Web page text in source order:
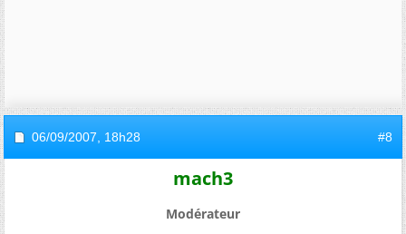
06/09/2007, 18h28 #8
mach3
Modérateur